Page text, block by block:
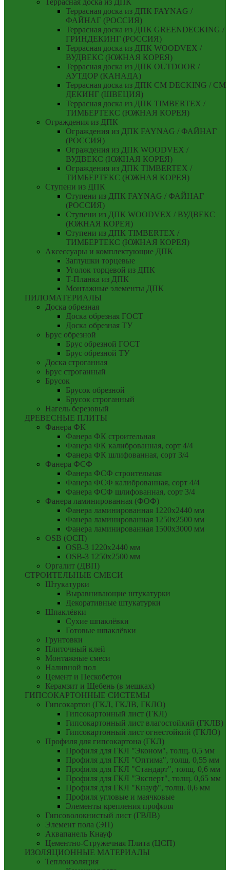
Террасная доска из ДПК
Террасная доска из ДПК FAYNAG /
ФАЙНАГ (РОССИЯ)
Террасная доска из ДПК GREENDECKING /
ГРИНДЕКИНГ (РОССИЯ)
Террасная доска из ДПК WOODVEX /
ВУДВЕКС (ЮЖНАЯ КОРЕЯ)
Террасная доска из ДПК OUTDOOR /
АУТДОР (КАНАДА)
Террасная доска из ДПК CM DECKING / СМ
ДЕКИНГ (ШВЕЦИЯ)
Террасная доска из ДПК TIMBERTEX /
ТИМБЕРТЕКС (ЮЖНАЯ КОРЕЯ)
Ограждения из ДПК
Ограждения из ДПК FAYNAG / ФАЙНАГ
(РОССИЯ)
Ограждения из ДПК WOODVEX /
ВУДВЕКС (ЮЖНАЯ КОРЕЯ)
Ограждения из ДПК TIMBERTEX /
ТИМБЕРТЕКС (ЮЖНАЯ КОРЕЯ)
Ступени из ДПК
Ступени из ДПК FAYNAG / ФАЙНАГ
(РОССИЯ)
Ступени из ДПК WOODVEX / ВУДВЕКС
(ЮЖНАЯ КОРЕЯ)
Ступени из ДПК TIMBERTEX /
ТИМБЕРТЕКС (ЮЖНАЯ КОРЕЯ)
Аксессуары и комплектующие ДПК
Заглушки торцевые
Уголок торцевой из ДПК
Т-Планка из ДПК
Монтажные элементы ДПК
ПИЛОМАТЕРИАЛЫ
Доска обрезная
Доска обрезная ГОСТ
Доска обрезная ТУ
Брус обрезной
Брус обрезной ГОСТ
Брус обрезной ТУ
Доска строганная
Брус строганный
Брусок
Брусок обрезной
Брусок строганный
Нагель березовый
ДРЕВЕСНЫЕ ПЛИТЫ
Фанера ФК
Фанера ФК строительная
Фанера ФК калиброванная, сорт 4/4
Фанера ФК шлифованная, сорт 3/4
Фанера ФСФ
Фанера ФСФ строительная
Фанера ФСФ калиброванная, сорт 4/4
Фанера ФСФ шлифованная, сорт 3/4
Фанера ламинированная (ФОФ)
Фанера ламинированная 1220x2440 мм
Фанера ламинированная 1250x2500 мм
Фанера ламинированная 1500x3000 мм
OSB (ОСП)
OSB-3 1220x2440 мм
OSB-3 1250x2500 мм
Оргалит (ДВП)
СТРОИТЕЛЬНЫЕ СМЕСИ
Штукатурки
Выравнивающие штукатурки
Декоративные штукатурки
Шпаклёвки
Сухие шпаклёвки
Готовые шпаклёвки
Грунтовки
Плиточный клей
Монтажные смеси
Наливной пол
Цемент и Пескобетон
Керамзит и Щебень (в мешках)
ГИПСОКАРТОННЫЕ СИСТЕМЫ
Гипсокартон (ГКЛ, ГКЛВ, ГКЛО)
Гипсокартонный лист (ГКЛ)
Гипсокартонный лист влагостойкий (ГКЛВ)
Гипсокартонный лист огнестойкий (ГКЛО)
Профиля для гипсокартона (ГКЛ)
Профиля для ГКЛ "Эконом", толщ. 0,5 мм
Профиля для ГКЛ "Оптима", толщ. 0,55 мм
Профиля для ГКЛ "Стандарт", толщ. 0,6 мм
Профиля для ГКЛ "Эксперт", толщ. 0,65 мм
Профиля для ГКЛ "Кнауф", толщ. 0,6 мм
Профиля угловые и маячковые
Элементы крепления профиля
Гипсоволокнистый лист (ГВЛВ)
Элемент пола (ЭП)
Аквапанель Кнауф
Цементно-Стружечная Плита (ЦСП)
ИЗОЛЯЦИОННЫЕ МАТЕРИАЛЫ
Теплоизоляция